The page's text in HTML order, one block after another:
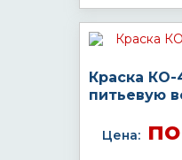
Краска КО-
питьевую
Цена:по